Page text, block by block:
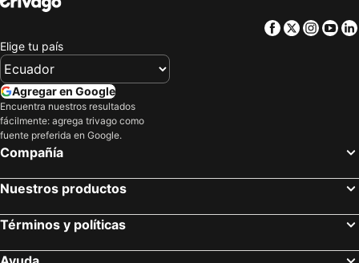
Facebook
Twitter
Elige tu país
Agregar en Google
Encuentra nuestros resultados
fácilmente: agrega trivago como
fuente preferida en Google.
Compañía
Nuestros productos
Términos y políticas